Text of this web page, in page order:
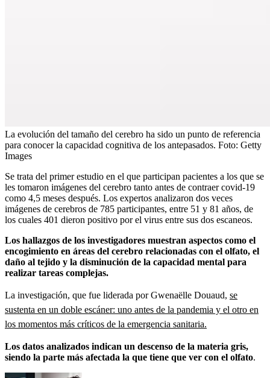
La evolución del tamaño del cerebro ha sido un punto de referencia
para conocer la capacidad cognitiva de los antepasados. Foto: Getty
Images
Se trata del primer estudio en el que participan pacientes a los que se
les tomaron imágenes del cerebro tanto antes de contraer covid-19
como 4,5 meses después. Los expertos analizaron dos veces
imágenes de cerebros de 785 participantes, entre 51 y 81 años, de
los cuales 401 dieron positivo por el virus entre sus dos escaneos.
Los hallazgos de los investigadores muestran aspectos como el
encogimiento en áreas del cerebro relacionadas con el olfato, el
daño al tejido y la disminución de la capacidad mental para
realizar tareas complejas.
La investigación, que fue liderada por Gwenaëlle Douaud, se
sustenta en un doble escáner: uno antes de la pandemia y el otro en
los momentos más críticos de la emergencia sanitaria.
Los datos analizados indican un descenso de la materia gris,
siendo la parte más afectada la que tiene que ver con el olfato.